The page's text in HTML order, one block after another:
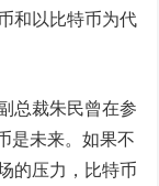
和以比特币为代
总裁朱民曾在参
是未来。如果不
的压力，比特币